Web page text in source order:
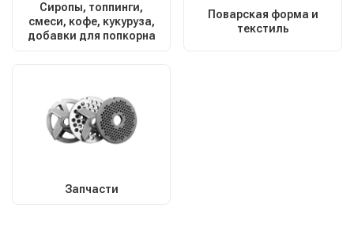
Сиропы, топпинги,
смеси, кофе, кукуруза,
добавки для попкорна
Поварская форма и
текстиль
Запчасти